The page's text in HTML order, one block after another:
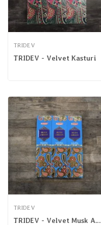
TRIDEV
TRIDEV - Velvet Kasturi
TRIDEV
TRIDEV - Velvet Musk Ambar